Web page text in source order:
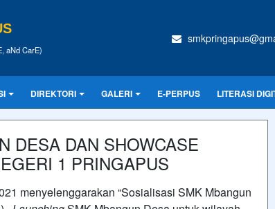
aNd CarE)
DIREKTORI GALERI E-PERPUS LITERASI
DESA DAN SHOWCASE
1 PRINGAPUS
menyelenggarakan “Sosialisasi SMK Mbangun